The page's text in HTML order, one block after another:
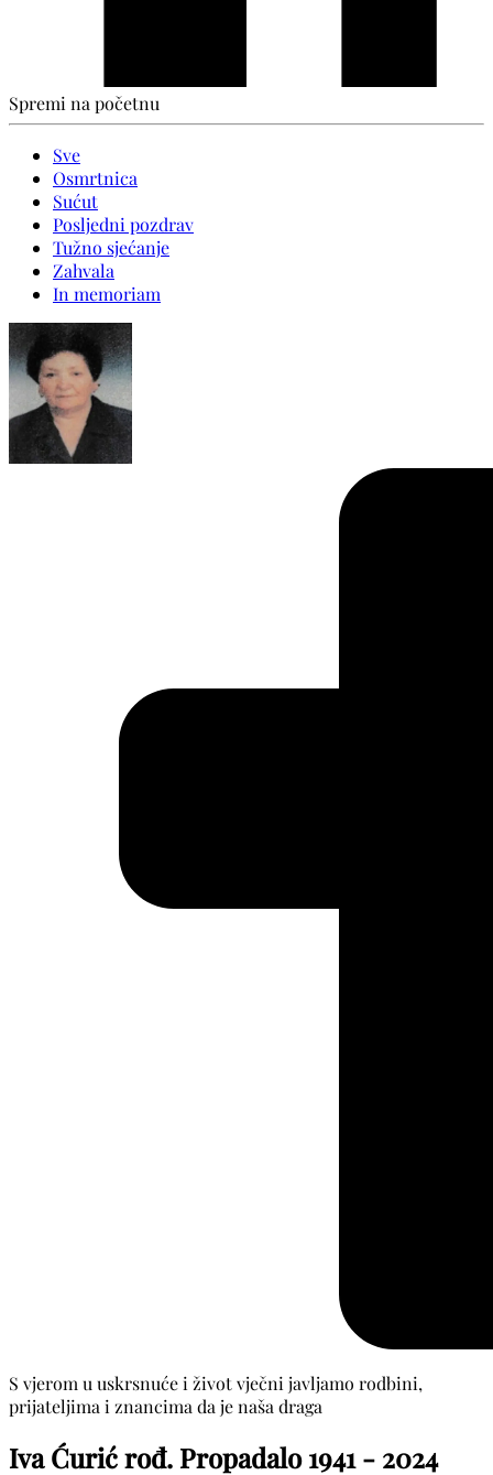
Spremi na početnu
Sve
Osmrtnica
Sućut
Posljedni pozdrav
Tužno sjećanje
Zahvala
In memoriam
S vjerom u uskrsnuće i život vječni javljamo rodbini,
prijateljima i znancima da je naša draga
Iva Ćurić rođ. Propadalo1941 - 2024